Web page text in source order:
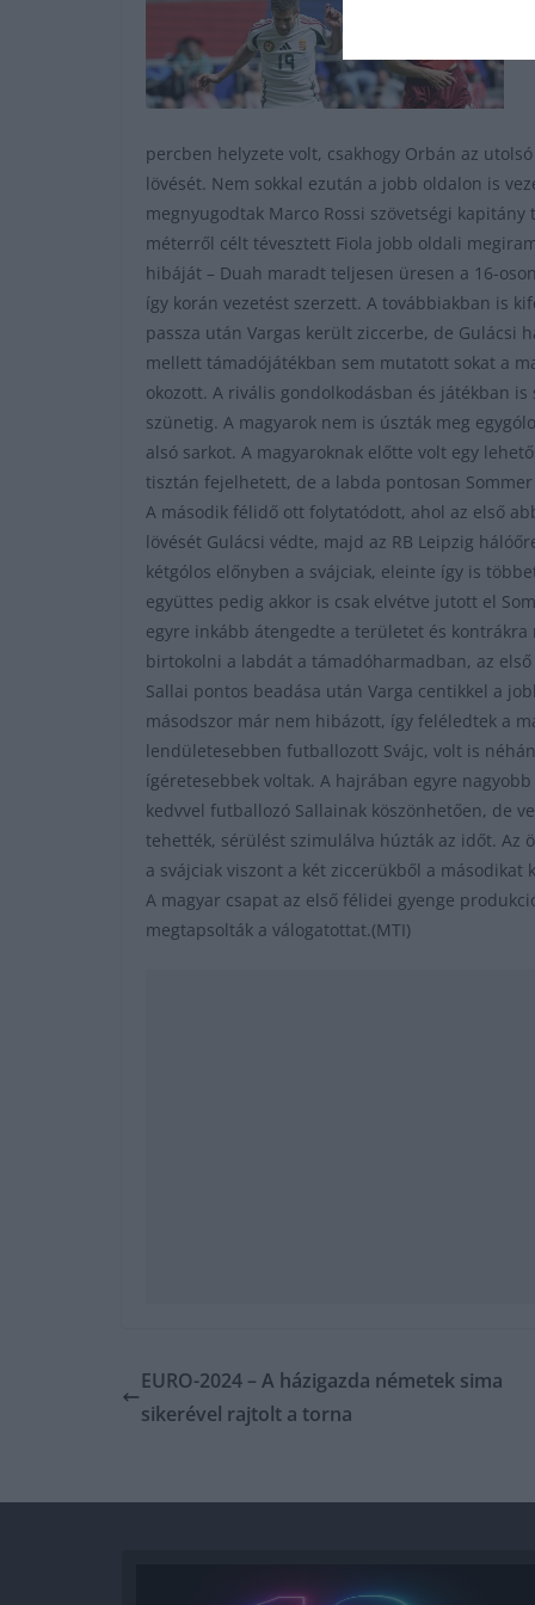
percben helyzete volt, csakhogy Orbán az
lövését. Nem sokkal ezután a jobb oldalon is
megnyugodtak Marco Rossi szövetségi
méterről célt tévesztett Fiola jobb oldali
hibáját – Duah maradt teljesen üresen a 16-
így korán vezetést szerzett. A továbbiakban is
passza után Vargas került ziccerbe, de Gulácsi
mellett támadójátékban sem mutatott sokat a
okozott. A rivális gondolkodásban és játékban
szünetig. A magyarok nem is úszták meg
alsó sarkot. A magyaroknak előtte volt egy
tisztán fejelhetett, de a labda pontosan Sommer
A második félidő ott folytatódott, ahol az első
lövését Gulácsi védte, majd az RB Leipzig
kétgólos előnyben a svájciak, eleinte így is
együttes pedig akkor is csak elvétve jutott el
egyre inkább átengedte a területet és
birtokolni a labdát a támadóharmadban, az
Sallai pontos beadása után Varga centikkel a
másodszor már nem hibázott, így feléledtek a
lendületesebben futballozott Svájc, volt is
ígéretesebbek voltak. A hajrában egyre
kedvvel futballozó Sallainak köszönhetően, de
tehették, sérülést szimulálva húzták az időt. Az
a svájciak viszont a két ziccerükből a másodikat
A magyar csapat az első félidei gyenge
megtapsolták a válogatottat.(MTI)
EURO-2024 – A házigazda németek sima
sikerével rajtolt a torna